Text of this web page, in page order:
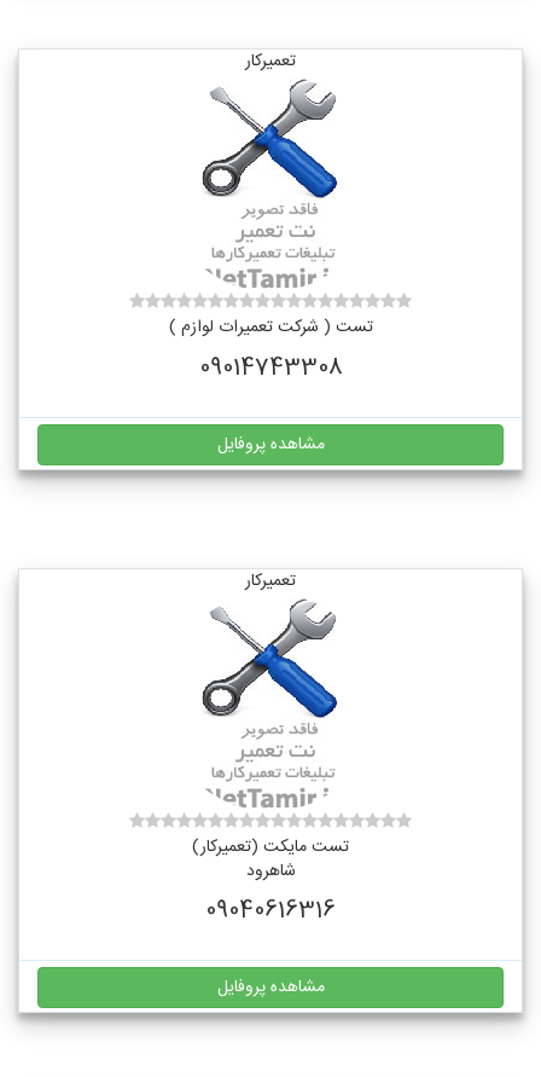
تعمیرکار
تست ( شرکت تعمیرات لوازم )
09014743308
مشاهده پروفایل
تعمیرکار
تست مایکت (تعمیرکار)
شاهرود
09040616316
مشاهده پروفایل